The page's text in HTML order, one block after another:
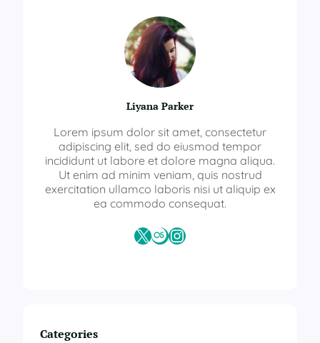
Liyana Parker
Lorem ipsum dolor sit amet, consectetur
adipiscing elit, sed do eiusmod tempor
incididunt ut labore et dolore magna aliqua.
Ut enim ad minim veniam, quis nostrud
exercitation ullamco laboris nisi ut aliquip ex
ea commodo consequat.
X Last.fmInstagram
Categories